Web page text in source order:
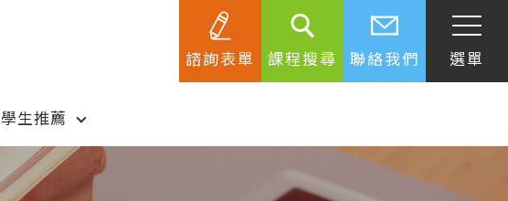
諮詢表單 課程搜尋 聯絡我們 選單
學生推薦